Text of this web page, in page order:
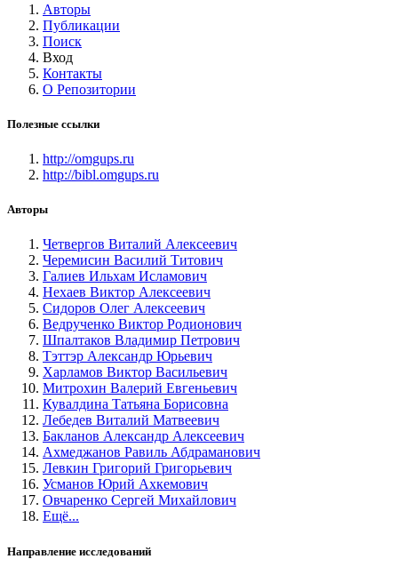
Авторы
Публикации
Поиск
Вход
Контакты
О Репозитории
Полезные ссылки
http://omgups.ru
http://bibl.omgups.ru
Авторы
Четвергов Виталий Алексеевич
Черемисин Василий Титович
Галиев Ильхам Исламович
Нехаев Виктор Алексеевич
Сидоров Олег Алексеевич
Ведрученко Виктор Родионович
Шпалтаков Владимир Петрович
Тэттэр Александр Юрьевич
Харламов Виктор Васильевич
Митрохин Валерий Евгеньевич
Кувалдина Татьяна Борисовна
Лебедев Виталий Матвеевич
Бакланов Александр Алексеевич
Ахмеджанов Равиль Абдраманович
Левкин Григорий Григорьевич
Усманов Юрий Ахкемович
Овчаренко Сергей Михайлович
Ещё...
Направление исследований